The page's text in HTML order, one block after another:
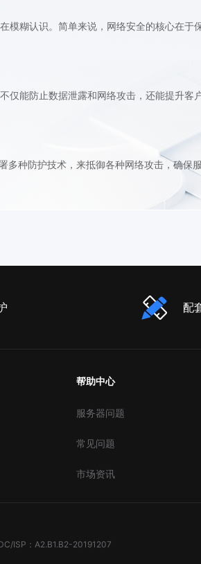
配
帮助中心
服务器问题
常见问题
市场资讯
ISP：A2.B1.B2-20191207